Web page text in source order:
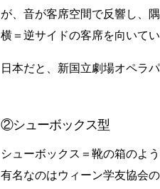
が、音が客席空間で反響し、
横＝逆サイドの客席を向いてい
日本だと、新国立劇場オペラ
②シューボックス型
シューボックス＝靴の箱のよ
有名なのはウィーン学友協会